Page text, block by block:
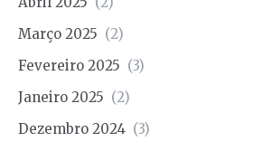
Março 2025 (2)
Fevereiro 2025 (3)
Janeiro 2025 (2)
Dezembro 2024 (3)